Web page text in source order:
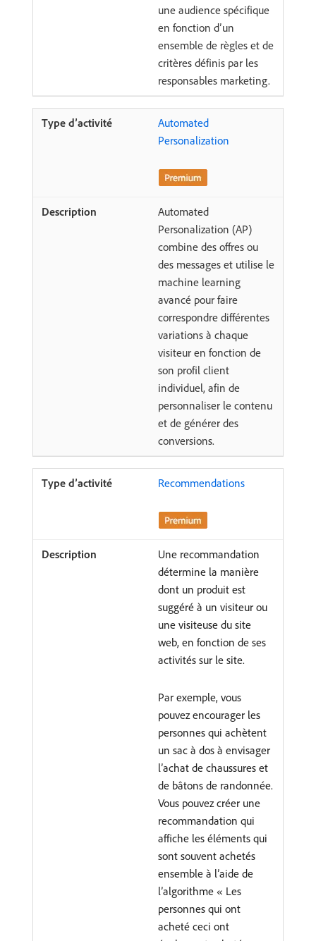
une audience spécifique
en fonction d’un
ensemble de règles et de
critères définis par les
responsables marketing.
Automated
Personalization
Automated
Personalization (AP)
combine des offres ou
des messages et utilise le
machine learning
avancé pour faire
correspondre différentes
variations à chaque
visiteur en fonction de
son profil client
individuel, afin de
personnaliser le contenu
et de générer des
conversions.
Recommendations
Une recommandation
détermine la manière
dont un produit est
suggéré à un visiteur ou
une visiteuse du site
web, en fonction de ses
activités sur le site.
Par exemple, vous
pouvez encourager les
personnes qui achètent
un sac à dos à envisager
l’achat de chaussures et
de bâtons de randonnée.
Vous pouvez créer une
recommandation qui
affiche les éléments qui
sont souvent achetés
ensemble à l’aide de
l’algorithme « Les
personnes qui ont
acheté ceci ont